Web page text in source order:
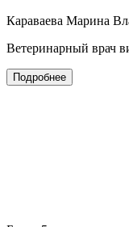
Караваева Марина
Ветеринарный врач
Подробнее